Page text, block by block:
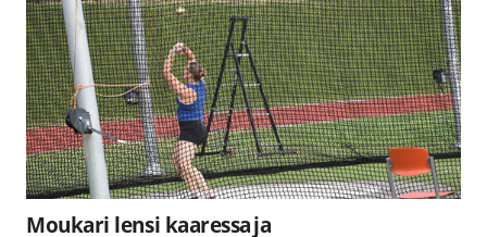
Moukari lensi kaaressa ja